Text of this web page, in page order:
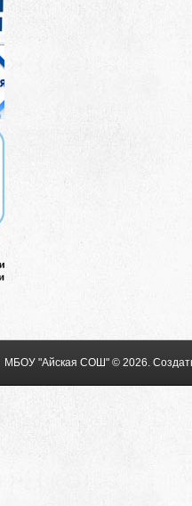
МБОУ "Айская СОШ" © 2026.